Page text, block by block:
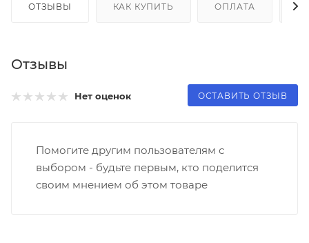
ОТЗЫВЫ КАК КУПИТЬ ОПЛАТА
Отзывы
Нет оценок ОСТАВИТЬ ОТЗЫВ
Помогите другим пользователям с
выбором - будьте первым, кто поделится
своим мнением об этом товаре